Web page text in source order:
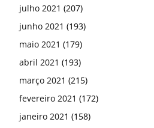
julho 2021 (207)
junho 2021 (193)
maio 2021 (179)
abril 2021 (193)
março 2021 (215)
fevereiro 2021 (172)
janeiro 2021 (158)